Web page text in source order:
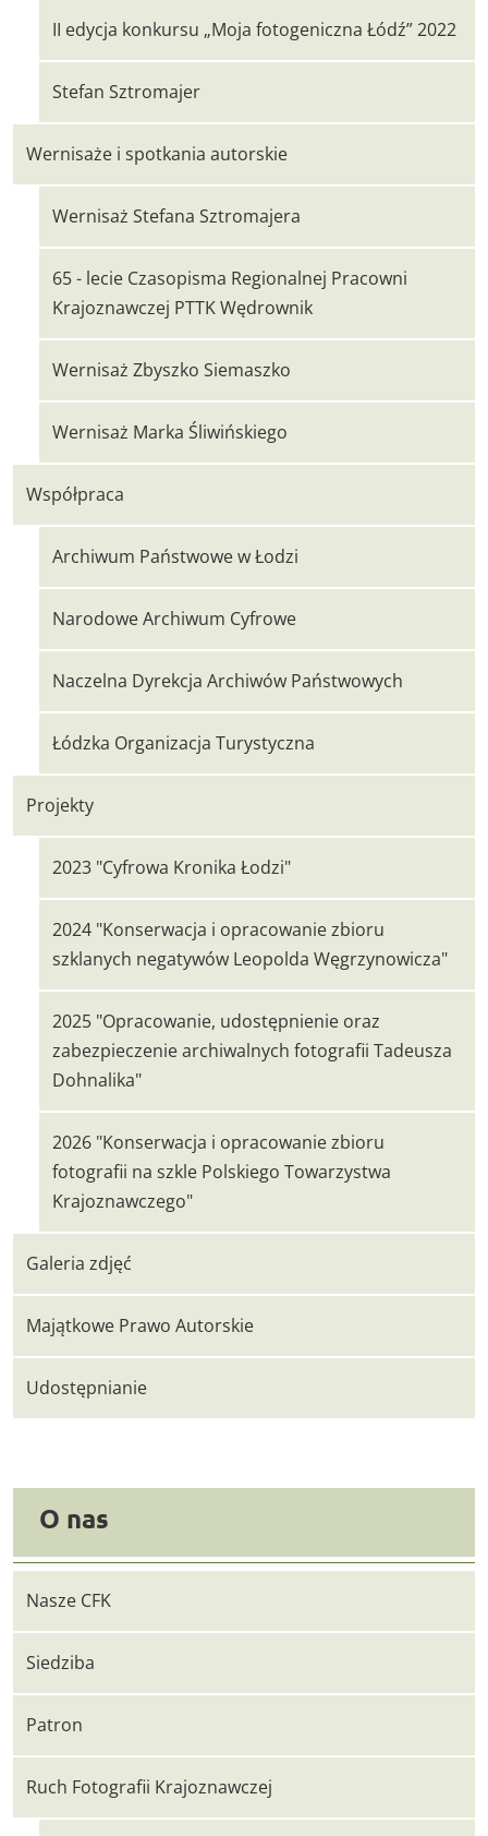
II edycja konkursu „Moja fotogeniczna Łódź” 2022
Stefan Sztromajer
Wernisaże i spotkania autorskie
Wernisaż Stefana Sztromajera
65 - lecie Czasopisma Regionalnej Pracowni
Krajoznawczej PTTK Wędrownik
Wernisaż Zbyszko Siemaszko
Wernisaż Marka Śliwińskiego
Współpraca
Archiwum Państwowe w Łodzi
Narodowe Archiwum Cyfrowe
Naczelna Dyrekcja Archiwów Państwowych
Łódzka Organizacja Turystyczna
Projekty
2023 "Cyfrowa Kronika Łodzi"
2024 "Konserwacja i opracowanie zbioru
szklanych negatywów Leopolda Węgrzynowicza"
2025 "Opracowanie, udostępnienie oraz
zabezpieczenie archiwalnych fotografii Tadeusza
Dohnalika"
2026 "Konserwacja i opracowanie zbioru
fotografii na szkle Polskiego Towarzystwa
Krajoznawczego"
Galeria zdjęć
Majątkowe Prawo Autorskie
Udostępnianie
O nas
Nasze CFK
Siedziba
Patron
Ruch Fotografii Krajoznawczej